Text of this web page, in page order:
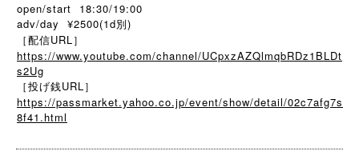
open/start 18:30/19:00
adv/day ¥2500(1d別)
［配信URL］
https://www.youtube.com/channel/UCpxzAZQlmqbRDz1BLDt
s2Ug
［投げ銭URL］
https://passmarket.yahoo.co.jp/event/show/detail/02c7afg7s
8f41.html